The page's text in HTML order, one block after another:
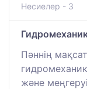
Несиелер - 3
Пәннің
және